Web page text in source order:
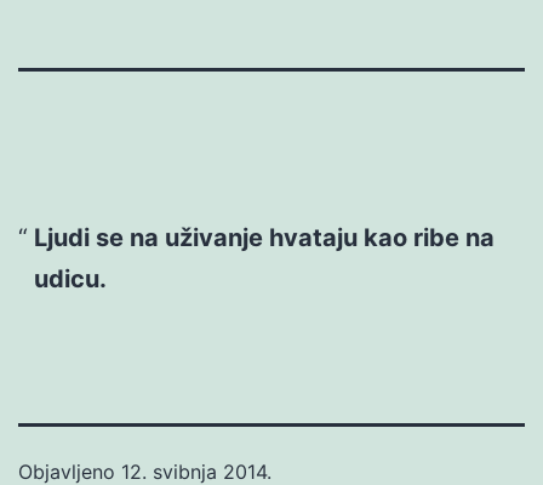
Ljudi se na uživanje hvataju kao ribe na
udicu.
Objavljeno 12. svibnja 2014.